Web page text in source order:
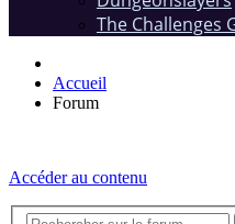
The Challenges
Accueil
Forum
Accéder au contenu